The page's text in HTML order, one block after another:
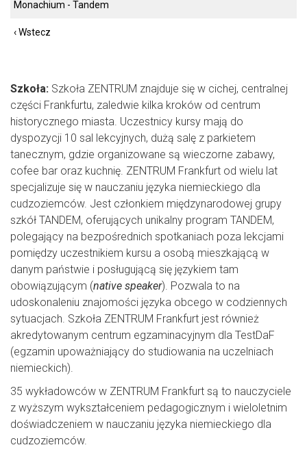
Monachium - Tandem
‹ Wstecz
Szkoła: Szkoła ZENTRUM znajduje się w cichej, centralnej
części Frankfurtu, zaledwie kilka kroków od centrum
historycznego miasta. Uczestnicy kursy mają do
dyspozycji 10 sal lekcyjnych, dużą salę z parkietem
tanecznym, gdzie organizowane są wieczorne zabawy,
cofee bar oraz kuchnię. ZENTRUM Frankfurt od wielu lat
specjalizuje się w nauczaniu języka niemieckiego dla
cudzoziemców. Jest członkiem międzynarodowej grupy
szkół TANDEM, oferujących unikalny program TANDEM,
polegający na bezpośrednich spotkaniach poza lekcjami
pomiędzy uczestnikiem kursu a osobą mieszkającą w
danym państwie i posługującą się językiem tam
obowiązującym (native speaker). Pozwala to na
udoskonaleniu znajomości języka obcego w codziennych
sytuacjach. Szkoła ZENTRUM Frankfurt jest również
akredytowanym centrum egzaminacyjnym dla TestDaF
(egzamin upoważniający do studiowania na uczelniach
niemieckich).
35 wykładowców w ZENTRUM Frankfurt są to nauczyciele
z wyższym wykształceniem pedagogicznym i wieloletnim
doświadczeniem w nauczaniu języka niemieckiego dla
cudzoziemców.